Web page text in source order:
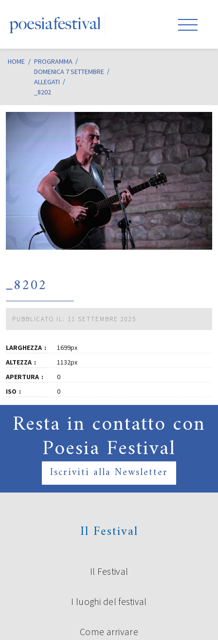
HOME / PROGRAMMA
DOMENICA 7 SETTEMBRE
ALLEGATI
_8202
_8202
PUBBLICATO IL: 11 SETTEMBRE 2025
LARGHEZZA
1699px
ALTEZZA
1132px
APERTURA
0
ISO
0
Resta in contatto con
Poesia Festival
Iscriviti alla Newsletter
Il Festival
Il Festival
I luoghi del festival
Come arrivare